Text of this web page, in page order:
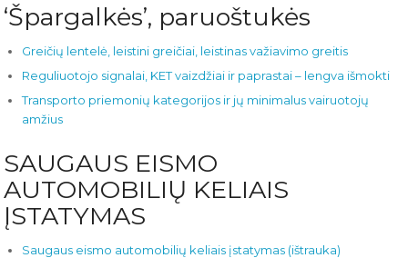
‘Špargalkės’, paruoštukės
Greičių lentelė, leistini greičiai, leistinas važiavimo greitis
Reguliuotojo signalai, KET vaizdžiai ir paprastai – lengva išmokti
Transporto priemonių kategorijos ir jų minimalus vairuotojų
amžius
SAUGAUS EISMO
AUTOMOBILIŲ KELIAIS
ĮSTATYMAS
Saugaus eismo automobilių keliais įstatymas (ištrauka)